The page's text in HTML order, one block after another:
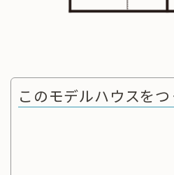
このモデルハウスをつ